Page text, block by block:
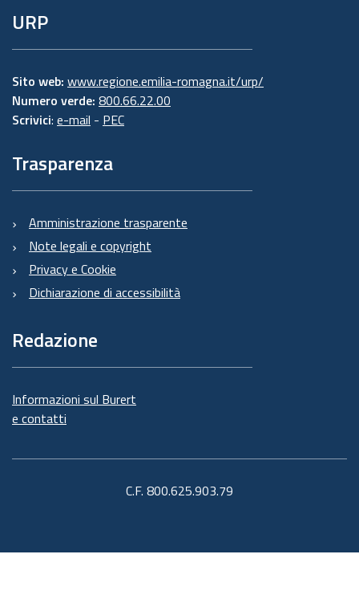
URP
Sito web: www.regione.emilia-romagna.it/urp/
Numero verde: 800.66.22.00
Scrivici: e-mail - PEC
Trasparenza
Amministrazione trasparente
Note legali e copyright
Privacy e Cookie
Dichiarazione di accessibilità
Redazione
Informazioni sul Burert
e contatti
C.F. 800.625.903.79